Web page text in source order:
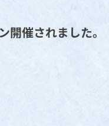
催されました。